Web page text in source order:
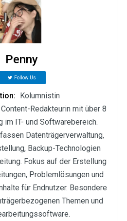
Penny
Follow Us
Kolumnistin
Redakteurin mit über 8
im IT- und Softwarebereich.
Datenträgerverwaltung,
Backup-Technologien
Fokus auf der Erstellung
Problemlösungen und
für Endnutzer. Besondere
Themen und